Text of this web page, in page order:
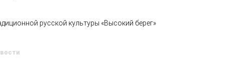
русской культуры «Высокий берег»